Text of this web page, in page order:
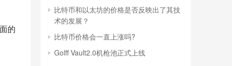
的
比特币和以太坊的价格是否反映出了其技
术的发展？
比特币价格会一直上涨吗?
Golff Vault2.0机枪池正式上线